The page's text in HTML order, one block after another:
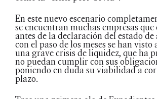
En este nuevo escenario
se encuentran muchas empresas
antes de la declaración del estado
con el paso de los meses se han
una grave crisis de liquidez, que ha
no puedan cumplir con sus
poniendo en duda su viabilidad a
plazo.